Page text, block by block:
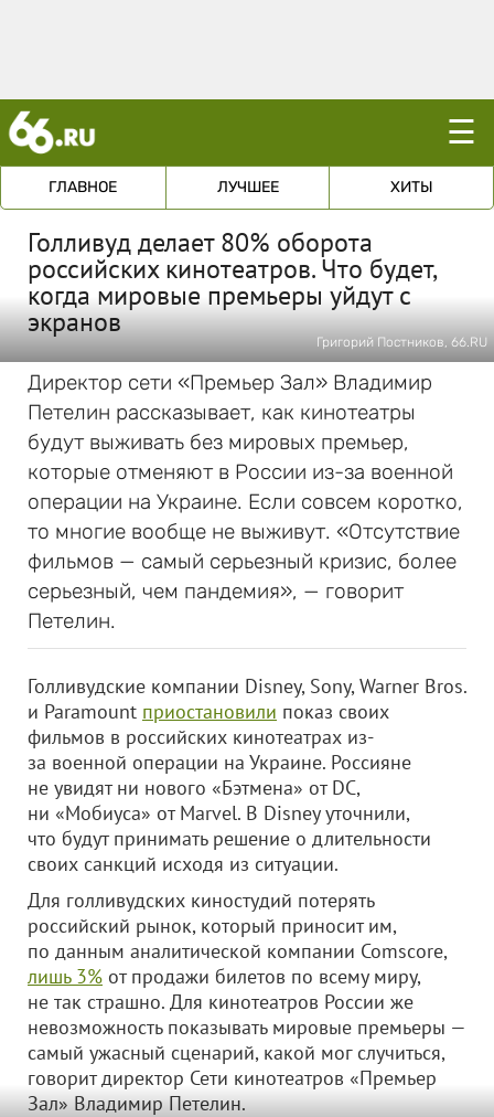
☰
ГЛАВНОЕ ЛУЧШЕЕ ХИТЫ
Голливуд делает 80% оборота
российских кинотеатров. Что будет,
когда мировые премьеры уйдут с
экранов
Григорий Постников, 66.RU
Директор сети «Премьер Зал» Владимир
Петелин рассказывает, как кинотеатры
будут выживать без мировых премьер,
которые отменяют в России из-за военной
операции на Украине. Если совсем коротко,
то многие вообще не выживут. «Отсутствие
фильмов — самый серьезный кризис, более
серьезный, чем пандемия», — говорит
Петелин.
Голливудские компании Disney, Sony, Warner Bros.
и Paramount приостановили показ своих
фильмов в российских кинотеатрах из-
за военной операции на Украине. Россияне
не увидят ни нового «Бэтмена» от DC,
ни «Мобиуса» от Marvel. В Disney уточнили,
что будут принимать решение о длительности
своих санкций исходя из ситуации.
Для голливудских киностудий потерять
российский рынок, который приносит им,
по данным аналитической компании Comscore,
лишь 3% от продажи билетов по всему миру,
не так страшно. Для кинотеатров России же
невозможность показывать мировые премьеры —
самый ужасный сценарий, какой мог случиться,
говорит директор Сети кинотеатров «Премьер
Зал» Владимир Петелин.